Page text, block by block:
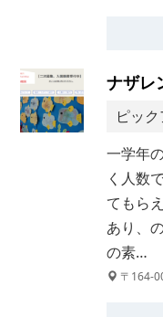
ナザレ
ピッ
一学年
く人数
てもら
あり、
の素…
〒164-